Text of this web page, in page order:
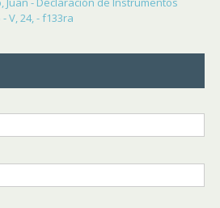
V, 24, - f133ra